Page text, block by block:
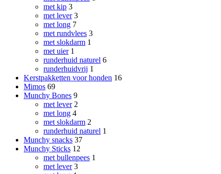
met kip 3
met lever 3
met long 7
met rundvlees 3
met slokdarm 1
met uier 1
runderhuid naturel 6
runderhuidvrij 1
Kerstpakketten voor honden 16
Mimos 69
Munchy Bones 9
met lever 2
met long 4
met slokdarm 2
runderhuid naturel 1
Munchy snacks 37
Munchy Sticks 12
met bullenpees 1
met lever 3